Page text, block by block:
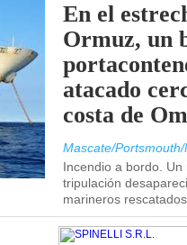
En el
Ormuz, un
atacado
costa de
Mascate/
Incendio a bordo.
tripulación
marineros